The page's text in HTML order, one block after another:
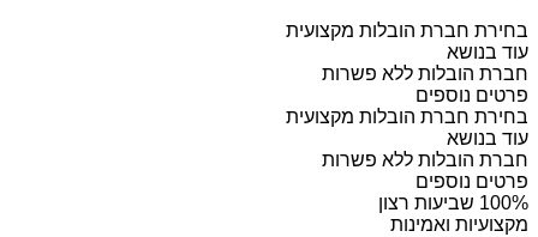
בחירת חברת הובלות מקצועית
עוד בנושא
חברת הובלות ללא פשרות
פרטים נוספים
בחירת חברת הובלות מקצועית
עוד בנושא
חברת הובלות ללא פשרות
פרטים נוספים
מקצועיות ואמינות